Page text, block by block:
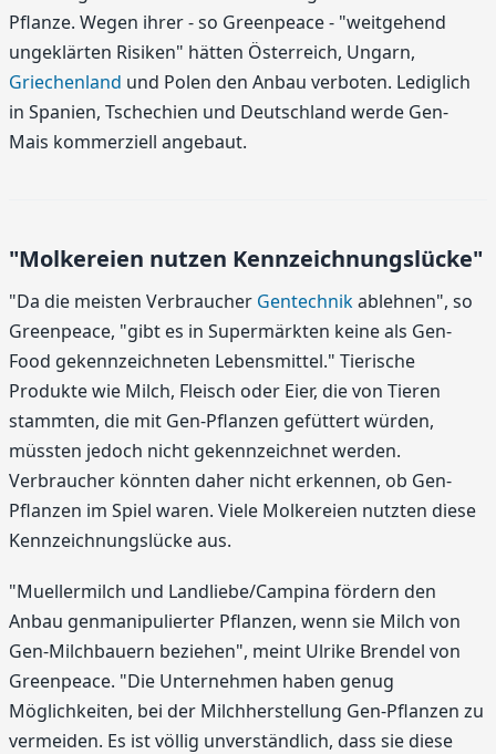
Pflanze. Wegen ihrer - so Greenpeace - "weitgehend
ungeklärten Risiken" hätten Österreich, Ungarn,
Griechenland und Polen den Anbau verboten. Lediglich
in Spanien, Tschechien und Deutschland werde Gen-
Mais kommerziell angebaut.
"Molkereien nutzen Kennzeichnungslücke"
"Da die meisten Verbraucher Gentechnikablehnen", so
Greenpeace, "gibt es in Supermärkten keine als Gen-
Food gekennzeichneten Lebensmittel." Tierische
Produkte wie Milch, Fleisch oder Eier, die von Tieren
stammten, die mit Gen-Pflanzen gefüttert würden,
müssten jedoch nicht gekennzeichnet werden.
Verbraucher könnten daher nicht erkennen, ob Gen-
Pflanzen im Spiel waren. Viele Molkereien nutzten diese
Kennzeichnungslücke aus.
"Muellermilch und Landliebe/Campina fördern den
Anbau genmanipulierter Pflanzen, wenn sie Milch von
Gen-Milchbauern beziehen", meint Ulrike Brendel von
Greenpeace. "Die Unternehmen haben genug
Möglichkeiten, bei der Milchherstellung Gen-Pflanzen zu
vermeiden. Es ist völlig unverständlich, dass sie diese